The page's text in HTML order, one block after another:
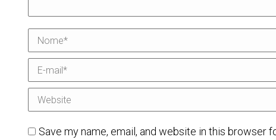
Nome *
E-mail *
Website
Save my name, email, and website in this browser